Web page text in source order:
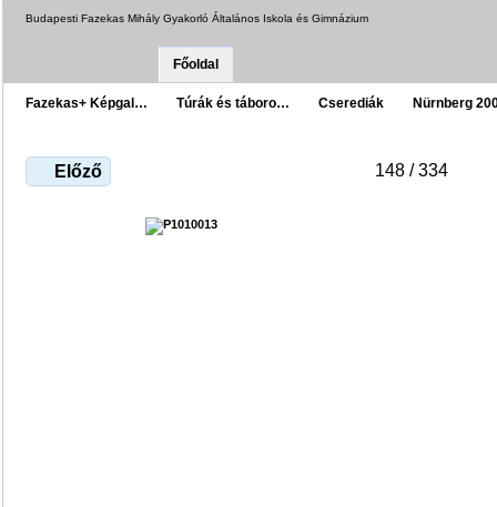
Budapesti Fazekas Mihály Gyakorló Általános Iskola és Gimnázium
Főoldal
Fazekas+ Képgal… Túrák és táboro… Cserediák Nürnberg
Előző 148 / 334